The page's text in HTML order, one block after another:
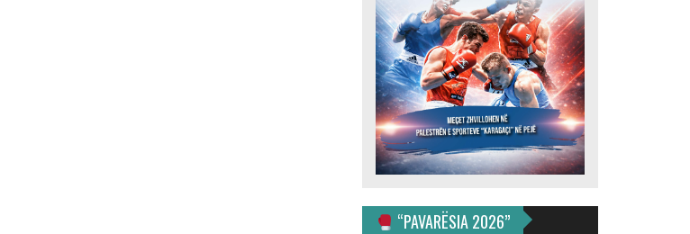
“PAVARËSIA 2026”